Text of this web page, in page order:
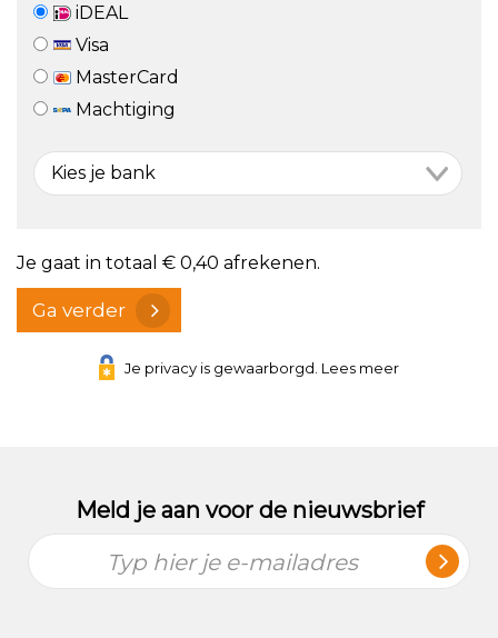
iDEAL
Visa
MasterCard
Machtiging
Je gaat in totaal € 0,40 afrekenen.
Ga verder
Je privacy is gewaarborgd. Lees meer
Meld je aan voor de nieuwsbrief
Typ hier je e-mailadres